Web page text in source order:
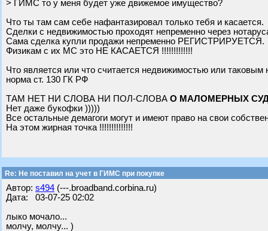
> ГИМС то у меня будет уже движемое имущество?
Что ты там сам себе нафантазировал только тебя и касается.
Сделки с недвижимостью проходят непременно через
Сама сделка купли продажи непременно РЕГИСТРИРУЕТСЯ.
Физикам с их МС это НЕ КАСАЕТСЯ !!!!!!!!!!!!!
Что является или что считается недвижимостью или
норма ст. 130 ГК РФ
ТАМ НЕТ НИ СЛОВА НИ ПОЛ-СЛОВА О МАЛОМЕРНЫХ
Нет даже букофки )))))
Все остальные демагоги могут и имеют право на свои
На этом жирная точка !!!!!!!!!!!!!!
Re: Не поставил на учет в ГИМС при покупке
Автор: s494 (---.broadband.corbina.ru)
Дата: 03-07-25 02:02
лыко мочало...
молчу, молчу... )